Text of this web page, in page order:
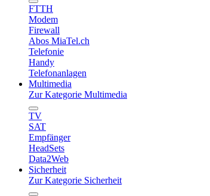
FTTH
Modem
Firewall
Abos MiaTel.ch
Telefonie
Handy
Telefonanlagen
Multimedia
Zur Kategorie Multimedia
TV
SAT
Empfänger
HeadSets
Data2Web
Sicherheit
Zur Kategorie Sicherheit